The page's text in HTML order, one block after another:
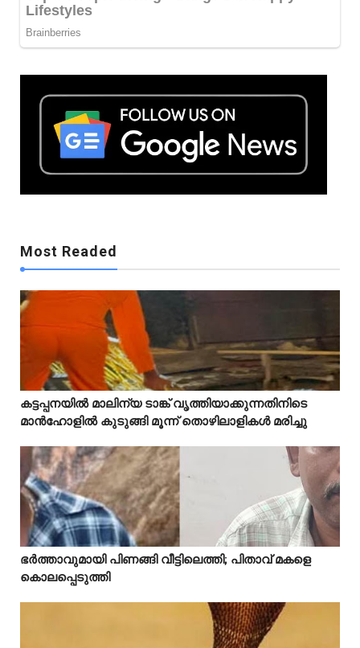
Most Readed
  
കട്ടപ്പനയിൽ മാലിന്യ ടാങ്ക് വൃത്തിയാക്കുന്നതിനിടെ
മാൻഹോളിൽ കുടുങ്ങി മൂന്ന് തൊഴിലാളികൾ മരിച്ചു
  
Mostreaded
ഭർത്താവുമായി പിണങ്ങി വീട്ടിലെത്തി; പിതാവ് മകളെ
കൊലപ്പെടുത്തി
Mostreaded